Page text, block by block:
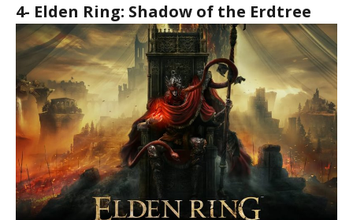
4- Elden Ring: Shadow of the Erdtree